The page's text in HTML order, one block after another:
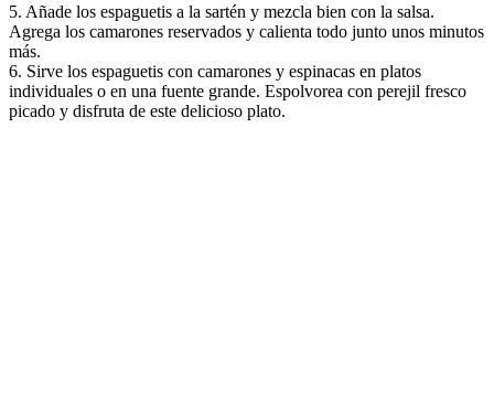
5. Añade los espaguetis a la sartén y mezcla bien con la salsa.
Agrega los camarones reservados y calienta todo junto unos minutos
más.
6. Sirve los espaguetis con camarones y espinacas en platos
individuales o en una fuente grande. Espolvorea con perejil fresco
picado y disfruta de este delicioso plato.